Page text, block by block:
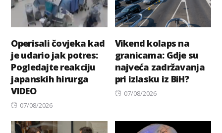
Operisali čovjeka kad
je udario jak potres:
Pogledajte reakciju
japanskih hirurga
VIDEO
Posted
07/08/2026
Vikend kolaps na
granicama: Gdje su
najveća zadržavanja
pri izlasku iz BiH?
Posted
07/08/2026